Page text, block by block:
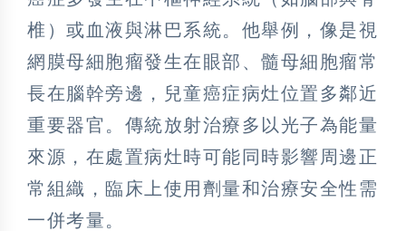
椎）或血液與淋巴系統。他舉例，像是視
網膜母細胞瘤發生在眼部、髓母細胞瘤常
長在腦幹旁邊，兒童癌症病灶位置多鄰近
重要器官。傳統放射治療多以光子為能量
來源，在處置病灶時可能同時影響周邊正
常組織，臨床上使用劑量和治療安全性需
一併考量。